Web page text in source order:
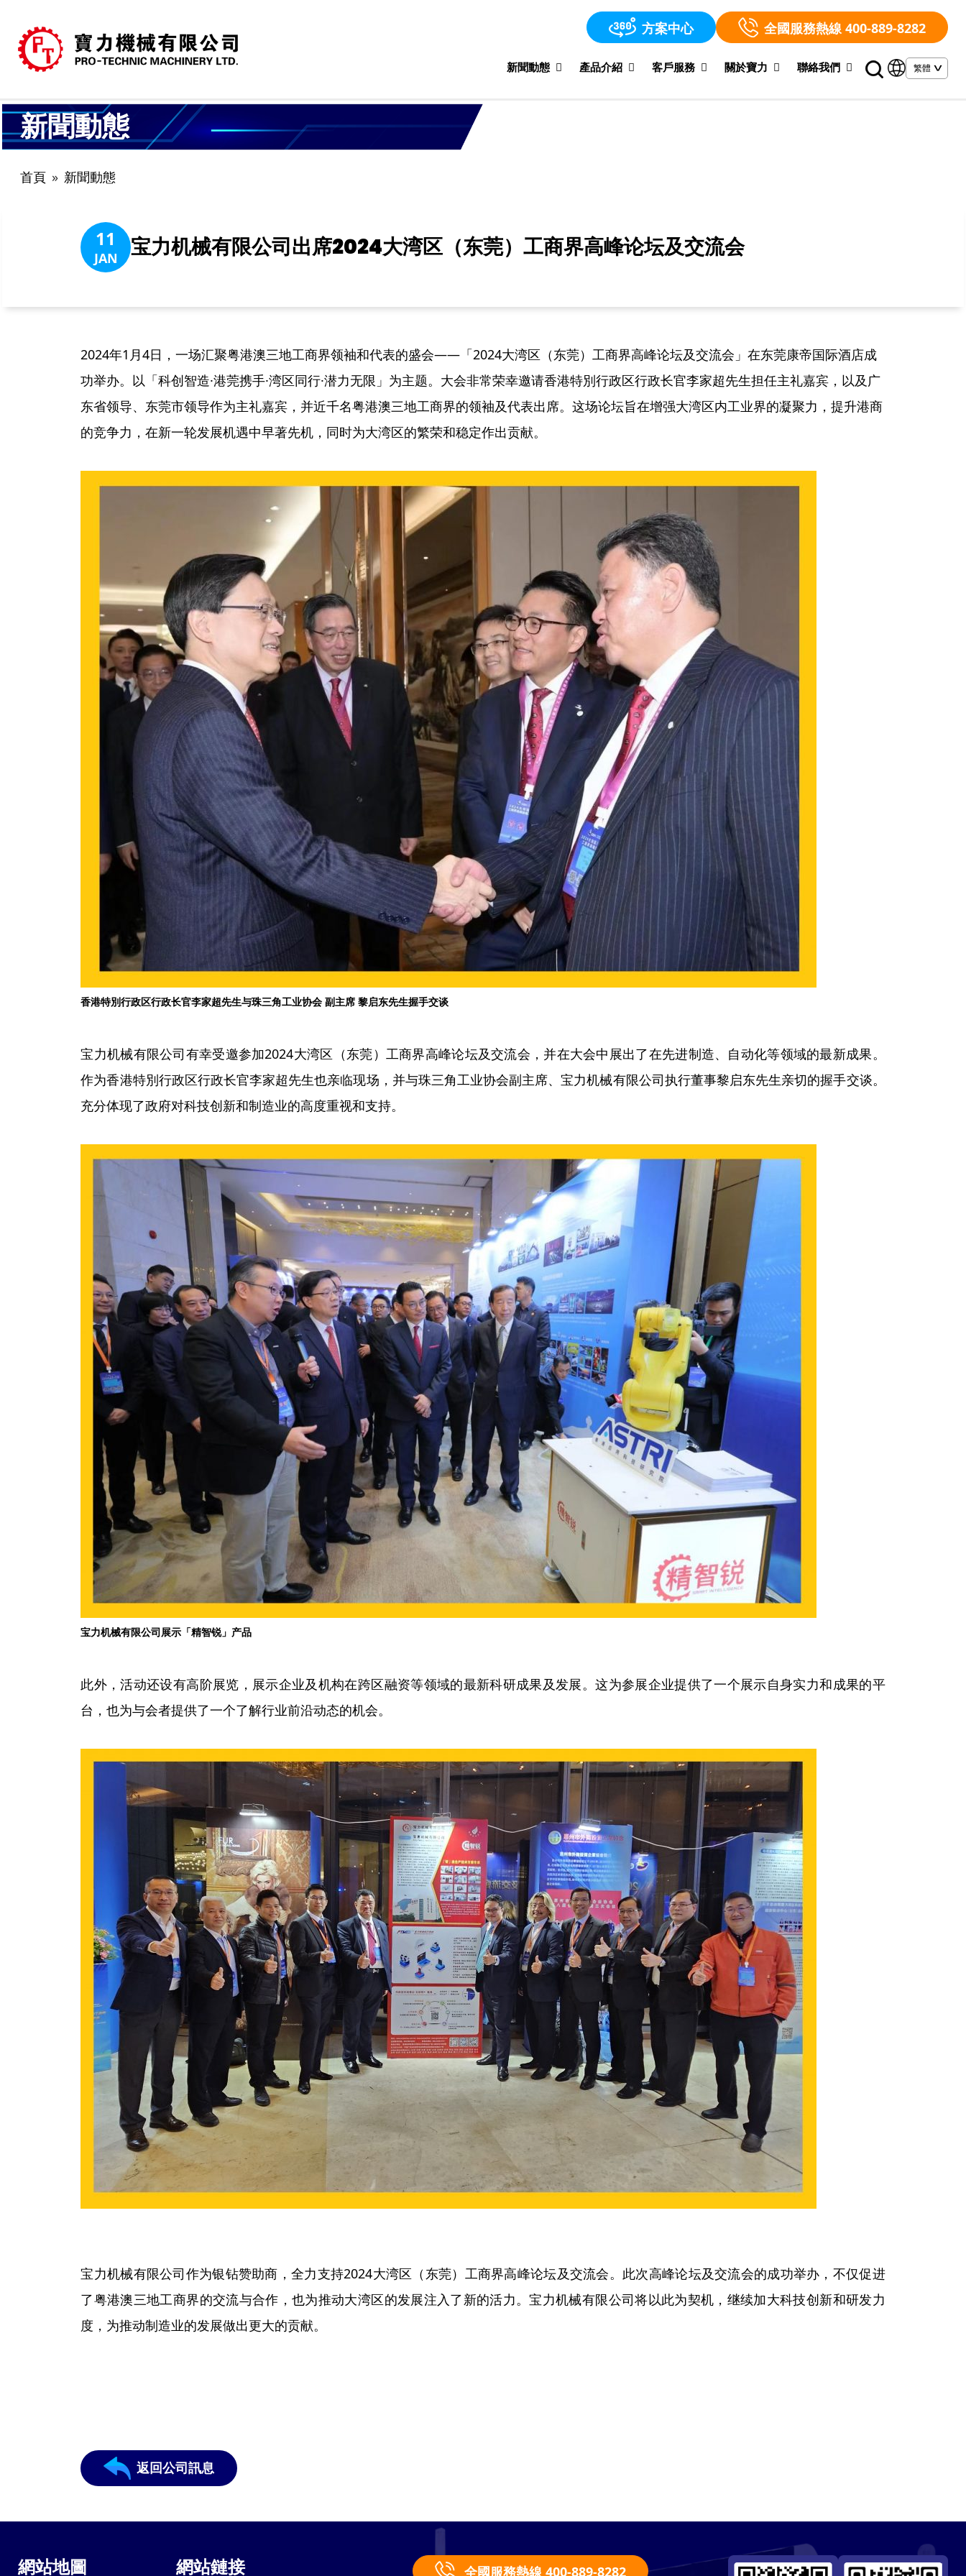
方案中心 全國服務熱線 400-889-8282
新聞動態 產品介紹 客戶服務 關於寶力 聯絡我們
新聞動態
首頁 新聞動態
11
JAN 宝力机械有限公司出席2024大湾区（东莞）工商界高峰论坛及交流会
2024年1月4日，一场汇聚粤港澳三地工商界领袖和代表的盛会——「2024大湾区（东莞）工商界高峰论坛及交流会」在东莞康帝国际酒店成
功举办。以「科创智造·港莞携手·湾区同行·潜力无限」为主题。大会非常荣幸邀请香港特別行政区行政长官李家超先生担任主礼嘉宾，以及广
东省领导、东莞市领导作为主礼嘉宾，并近千名粤港澳三地工商界的领袖及代表出席。这场论坛旨在增强大湾区内工业界的凝聚力，提升港商
的竞争力，在新一轮发展机遇中早著先机，同时为大湾区的繁荣和稳定作出贡献。
香港特別行政区行政长官李家超先生与珠三角工业协会副主席黎启东先生握手交谈
宝力机械有限公司有幸受邀参加2024大湾区（东莞）工商界高峰论坛及交流会，并在大会中展出了在先进制造、自动化等领域的最新成果。
作为香港特別行政区行政长官李家超先生也亲临现场，并与珠三角工业协会副主席、宝力机械有限公司执行董事黎启东先生亲切的握手交谈。
充分体现了政府对科技创新和制造业的高度重视和支持。
宝力机械有限公司展示 「精智锐」产品
此外，活动还设有高阶展览，展示企业及机构在跨区融资等领域的最新科研成果及发展。这为参展企业提供了一个展示自身实力和成果的平
台，也为与会者提供了一个了解行业前沿动态的机会。
宝力机械有限公司作为银钻赞助商，全力支持2024大湾区（东莞）工商界高峰论坛及交流会。此次高峰论坛及交流会的成功举办，不仅促进
了粤港澳三地工商界的交流与合作，也为推动大湾区的发展注入了新的活力。宝力机械有限公司将以此为契机，继续加大科技创新和研发力
度，为推动制造业的发展做出更大的贡献。
返回公司訊息
網站地圖 網站鏈接 全國服務熱線 400-889-8282